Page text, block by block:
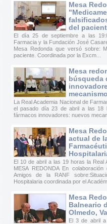
Mesa
del
El día 25 de septiembre a las
Farmacia y la Fundación José
Mesa Redonda que versó sobre:
paciente. Coordinada por la Excm...
Mesa
búsqueda
La Real Academia Nacional de
el pasado día 23 de abril a las 18
fármacos innovadores: nuevos
Mesa
actual de
El 10 de abril a las 19 horas la Real
MESA REDONDA En
Amigos de la RANF
Hospitalaria coordinada por el
Mesa
Balneario
Olmedo,
El 3 de abril